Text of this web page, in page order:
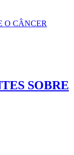
SOBRE